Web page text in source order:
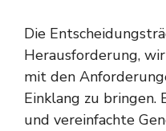
Die
Herausforderung,
mit den
Einklang zu bringen.
und vereinfachte